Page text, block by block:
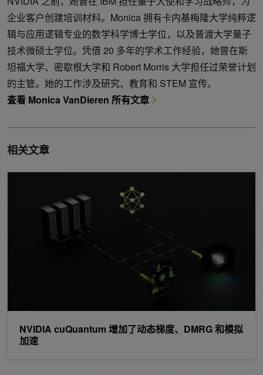
企业客户创建培训材料。Monica 拥有卡内基梅隆大学纯粹逻
辑与应用逻辑专业的数学科学博士学位，以及普渡大学量子
技术微硕士学位。凭借 20 多年的学术工作经验，她曾在斯
坦福大学、密歇根大学和 Robert Morris 大学担任过荣誉计划
的主管。她的工作涉及研究、教育和 STEM 宣传。
查看 Monica VanDieren 所有文章
相关文章
NVIDIA cuQuantum 增加了动态梯度、DMRG 和模拟
加速
NVIDIA cuQuantum 增加了动态梯度、DMRG 和模拟加速